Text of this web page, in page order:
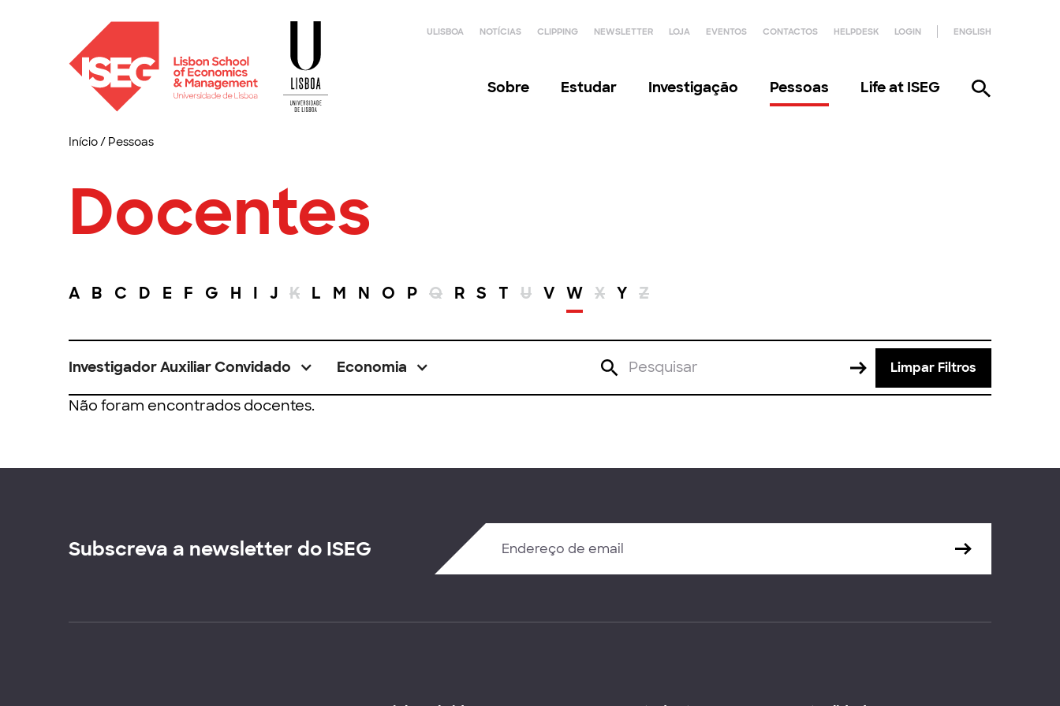
ULISBOA NOTÍCIAS CLIPPING NEWSLETTER LOJA EVENTOS CONTACTOS HELPDESK LOGIN ENGLISH
Sobre Estudar Investigação Pessoas Life at ISEG
Início/ Pessoas
Docentes
A B C D E F G H I J K L M N O P Q R S T U V W X Y Z
Investigador Auxiliar Convidado Economia Limpar Filtros
Não foram encontrados docentes.
Subscreva a newsletter do ISEG